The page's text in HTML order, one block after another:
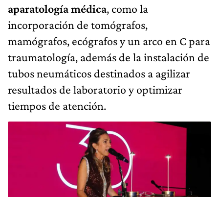
aparatología médica, como la
incorporación de tomógrafos,
mamógrafos, ecógrafos y un arco en C para
traumatología, además de la instalación de
tubos neumáticos destinados a agilizar
resultados de laboratorio y optimizar
tiempos de atención.